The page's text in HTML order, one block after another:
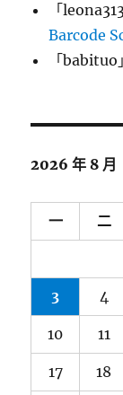
「
Barcode
「babituo
2026 年 8 月
一 二
3 4
10 11
17 18